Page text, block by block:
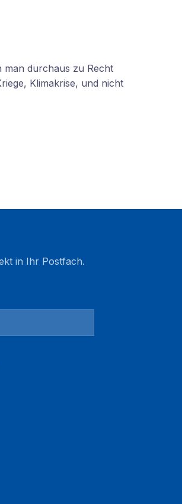
man durchaus zu Recht
Klimakrise, und nicht
in Ihr Postfach.